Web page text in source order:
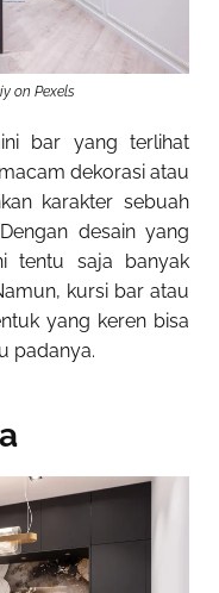
on Pexels
bar yang terlihat
dekorasi atau
karakter sebuah
desain yang
tentu saja banyak
kursi bar atau
yang keren bisa
padanya.